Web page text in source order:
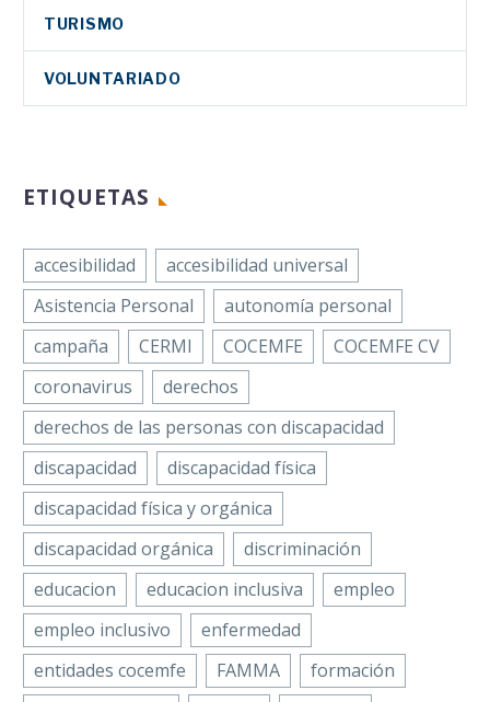
TURISMO
VOLUNTARIADO
ETIQUETAS
accesibilidad
accesibilidad universal
Asistencia Personal
autonomía personal
campaña
CERMI COCEMFE
COCEMFE CV
coronavirus
derechos
derechos de las personas con discapacidad
discapacidad
discapacidad física
discapacidad física y orgánica
discapacidad orgánica
discriminación
educacion
educacion inclusiva
empleo
empleo inclusivo
enfermedad
entidades cocemfe
FAMMA
formación